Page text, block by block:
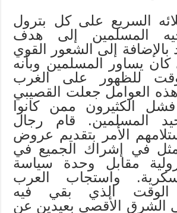
السريع على كل بترول
المسلمين إلى هدف
إلى الشعور القوي
كان يساور المسلمين وبأنه
للظهور على الغرب
العوامل جعلت القصيبي
الكثيرون ممن كانوا
المسلمين. قام رجال
الأمر بتقديم عروض
في إشراك الجميع في
مقابل وحدة سياسة
واستجاب العرب
الوقت الذي بقي فيه
الشرق الأقصى بعيدين عن